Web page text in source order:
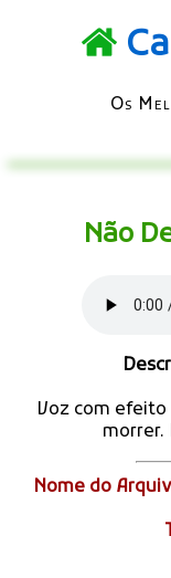
Os
Não
Voz com efeito
morrer.
Nome do